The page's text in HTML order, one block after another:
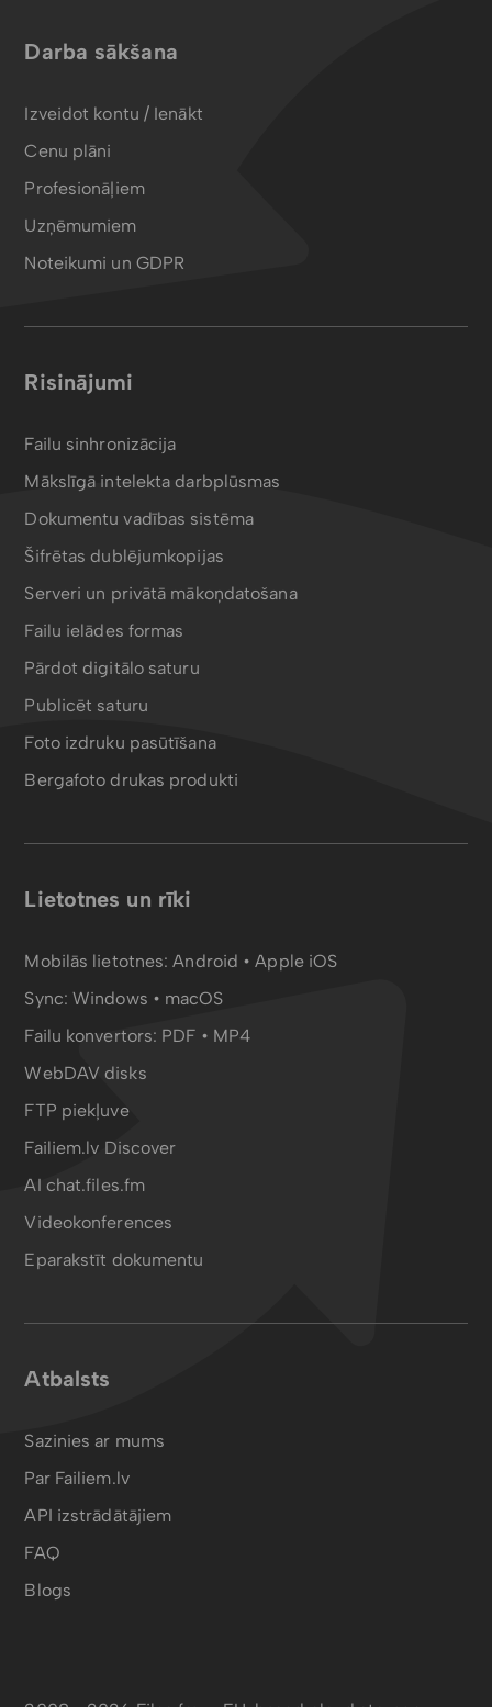
Darba sākšana
Izveidot kontu / Ienākt
Cenu plāni
Profesionāļiem
Uzņēmumiem
Noteikumi un GDPR
Risinājumi
Failu sinhronizācija
Mākslīgā intelekta darbplūsmas
Dokumentu vadības sistēma
Šifrētas dublējumkopijas
Serveri un privātā mākoņdatošana
Failu ielādes formas
Pārdot digitālo saturu
Publicēt saturu
Foto izdruku pasūtīšana
Bergafoto drukas produkti
Lietotnes un rīki
Mobilās lietotnes:Android •Apple iOS
Sync:Windows • macOS
Failu konvertors: PDF • MP4
WebDAV disks
FTP piekļuve
Failiem.lv Discover
AI chat.files.fm
Videokonferences
Eparakstīt dokumentu
Atbalsts
Sazinies ar mums
Par Failiem.lv
API izstrādātājiem
FAQ
Blogs